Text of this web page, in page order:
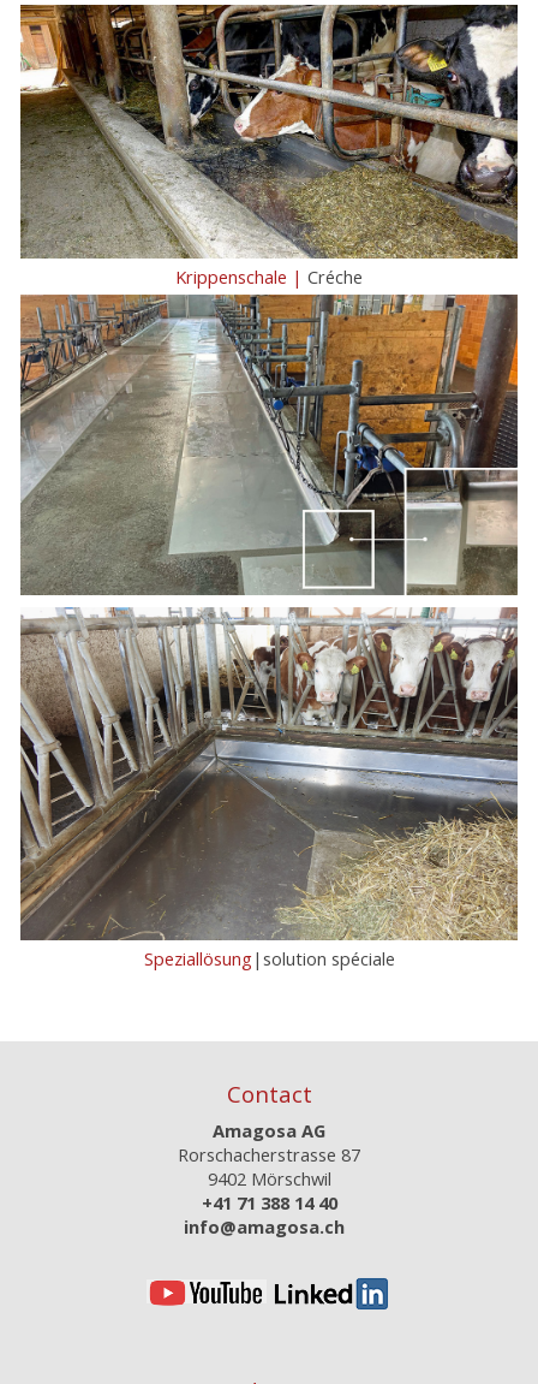
Krippenschale | Créche
Speziallösung|solution spéciale
Contact
Amagosa AG
Rorschacherstrasse 87
9402 Mörschwil
+41 71 388 14 40
info@amagosa.ch